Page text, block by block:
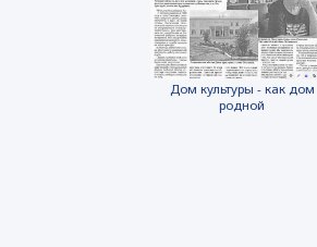
Дом культуры - как дом
родной